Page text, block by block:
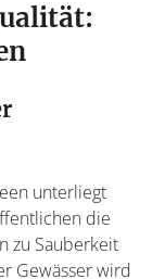
unterliegt
die
zu Sauberkeit
Gewässer wird